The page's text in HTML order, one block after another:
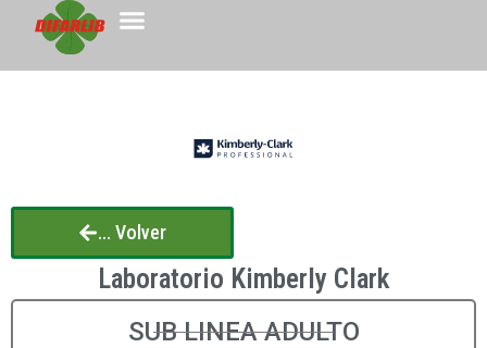
... Volver
Laboratorio Kimberly Clark
SUB LINEA ADULTO